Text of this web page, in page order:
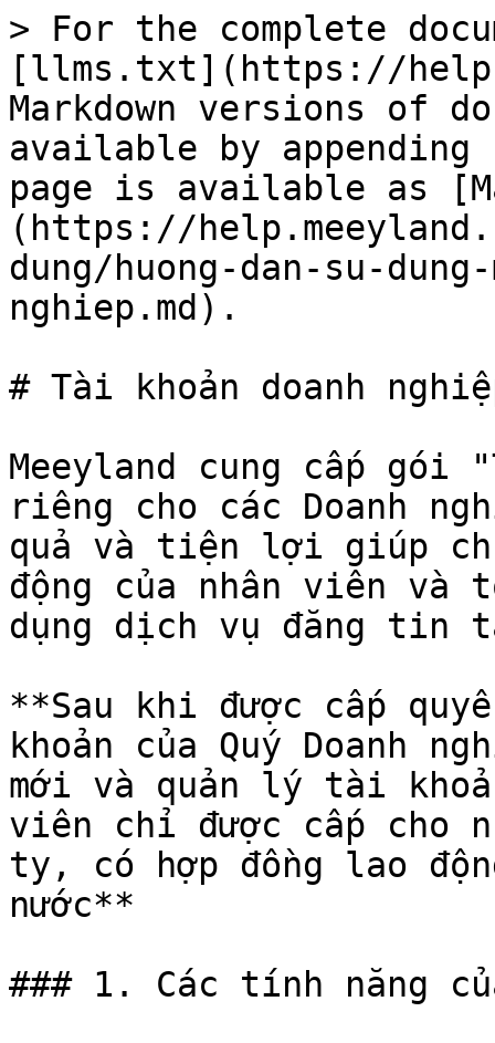
> For the complete
[llms.txt](https://
Markdown versions of
available by
page is available as
(https://
dung/huong-dan-su-
nghiep.md).
# Tài khoản doanh
Meeyland cung cấp gói
riêng cho các Doanh
quả và tiện lợi giúp
động của nhân viên và
dụng dịch vụ đăng tin
**Sau khi được cấp
khoản của Quý Doanh
mới và quản lý tài
viên chỉ được cấp cho
ty, có hợp đồng lao
nước**
### 1. Các tính năng